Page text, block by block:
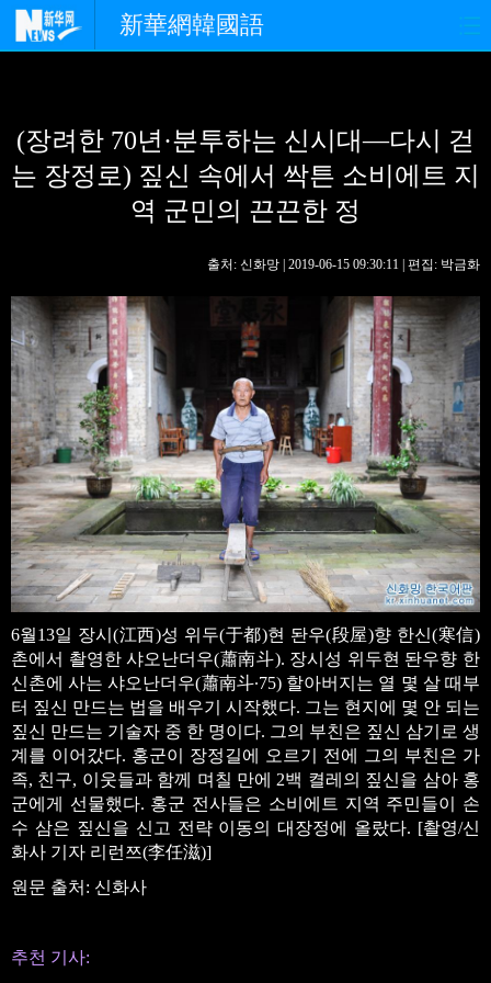
新華網韓國語
경제 사회 포토
중한교류 핫 TV 문화
생생 중국어
(장려한 70년·분투하는 신시대—다시 걷
는 장정로) 짚신 속에서 싹튼 소비에트 지
역 군민의 끈끈한 정
출처: 신화망 | 2019-06-15 09:30:11 | 편집: 박금화
6월13일 장시(江西)성 위두(于都)현 돤우(段屋)향 한신(寒信)
촌에서 촬영한 샤오난더우(蕭南斗). 장시성 위두현 돤우향 한
신촌에 사는 샤오난더우(蕭南斗∙75) 할아버지는 열 몇 살 때부
터 짚신 만드는 법을 배우기 시작했다. 그는 현지에 몇 안 되는
짚신 만드는 기술자 중 한 명이다. 그의 부친은 짚신 삼기로 생
계를 이어갔다. 홍군이 장정길에 오르기 전에 그의 부친은 가
족, 친구, 이웃들과 함께 며칠 만에 2백 켤레의 짚신을 삼아 홍
군에게 선물했다. 홍군 전사들은 소비에트 지역 주민들이 손
수 삼은 짚신을 신고 전략 이동의 대장정에 올랐다. [촬영/신
화사 기자 리런쯔(李任滋)]
원문 출처: 신화사
추천 기사: